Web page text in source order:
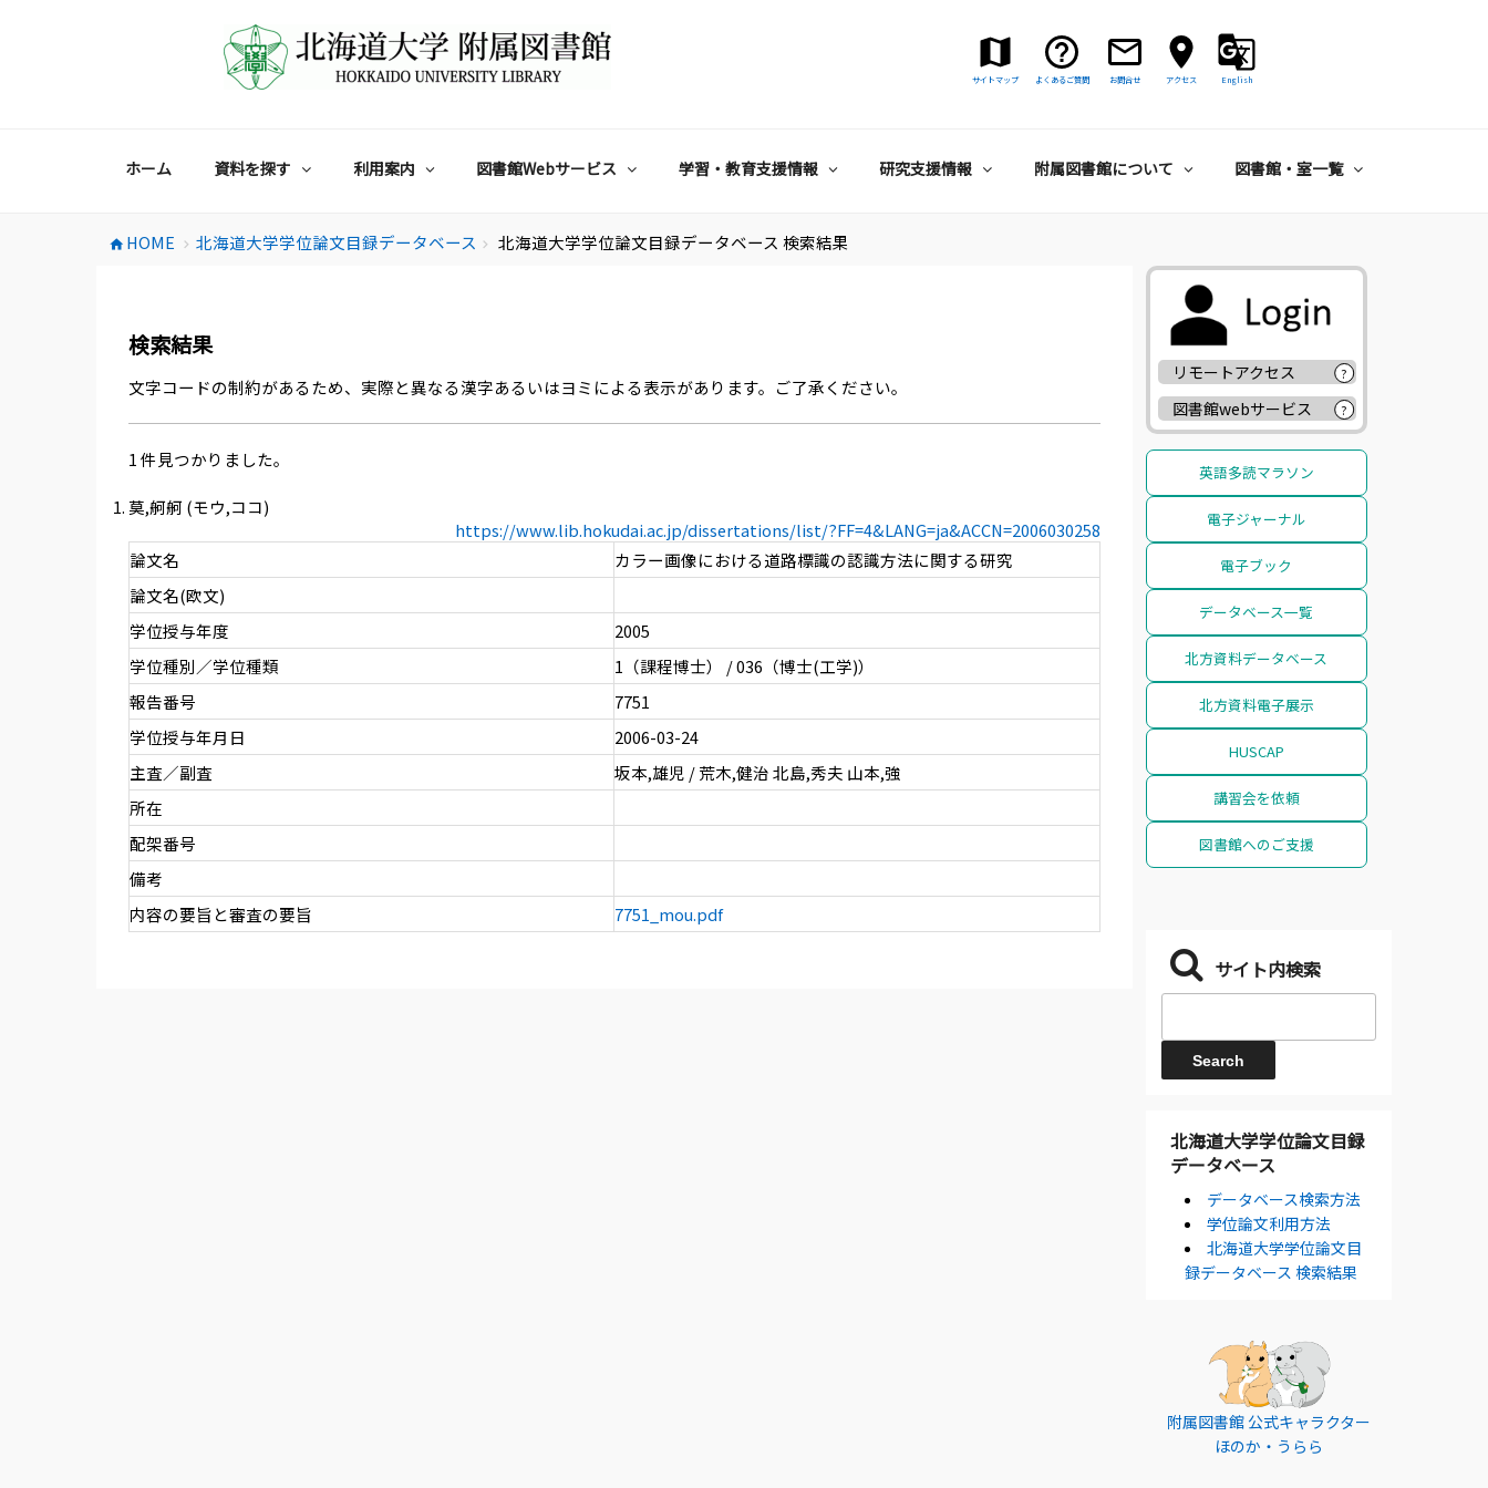
サイトマップ よくあるご質問 お問合せ アクセス English
ホーム 資料を探す 利用案内 図書館Webサービス 学習・教育支援情報 研究支援情報 附属図書館について 図書館・室一覧
home HOME chevron_right 北海道大学学位論文目録データベース chevron_right 北海道大学学位論文目録データベース 検索結果
検索結果
文字コードの制約があるため、実際と異なる漢字あるいはヨミによる表示があります。ご了承ください。
1 件見つかりました。
莫,舸舸 (モウ,ココ)
https://www.lib.hokudai.ac.jp/dissertations/list/?FF=4&LANG=ja&ACCN=2006030258
論文名
カラー画像における道路標識の認識方法に関する研究
論文名(欧文)
学位授与年度
2005
学位種別／学位種類
1（課程博士） / 036（博士(工学)）
報告番号
7751
学位授与年月日
2006-03-24
主査／副査
坂本,雄児 / 荒木,健治 北島,秀夫 山本,強
所在
配架番号
備考
内容の要旨と審査の要旨
7751_mou.pdf
リモートアクセス ?
図書館webサービス ?
英語多読マラソン
電子ジャーナル
電子ブック
データベース一覧
北方資料データベース
北方資料電子展示
HUSCAP
講習会を依頼
図書館へのご支援
サイト内検索
北海道大学学位論文目録
データベース
データベース検索方法
学位論文利用方法
北海道大学学位論文目
録データベース 検索結果
附属図書館 公式キャラクター
ほのか・うらら